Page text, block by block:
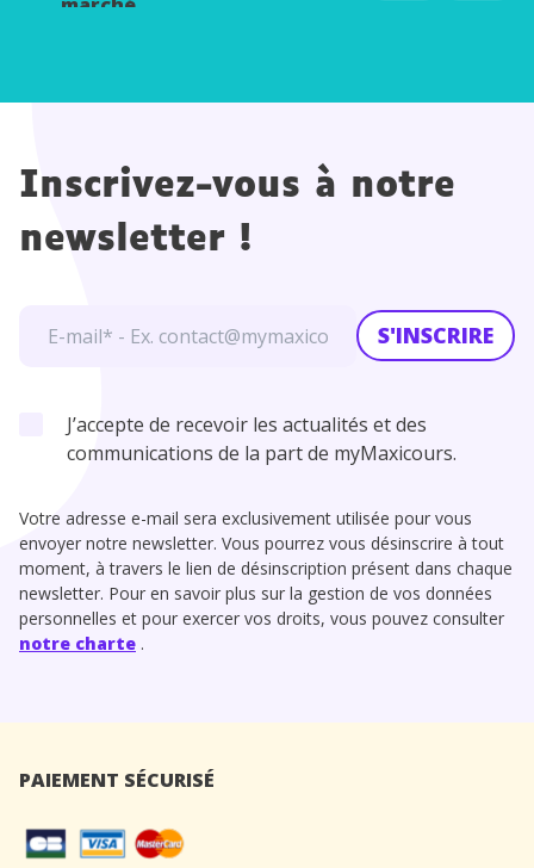
Inscrivez-vous à notre
newsletter !
S'INSCRIRE
J’accepte de recevoir les actualités et des
communications de la part de myMaxicours.
Votre adresse e-mail sera exclusivement utilisée pour vous
envoyer notre newsletter. Vous pourrez vous désinscrire à tout
moment, à travers le lien de désinscription présent dans chaque
newsletter. Pour en savoir plus sur la gestion de vos données
personnelles et pour exercer vos droits, vous pouvez consulter
notre charte .
PAIEMENT SÉCURISÉ